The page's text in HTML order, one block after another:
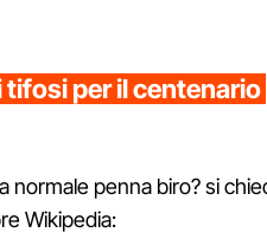
tifosi per il centenario
normale penna biro? si
Wikipedia: